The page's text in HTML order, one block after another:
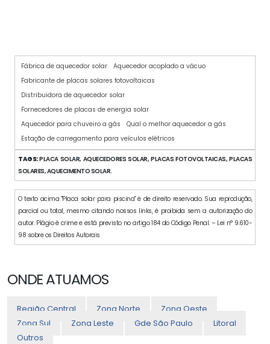
Fábrica de aquecedor solar
Aquecedor acoplado a vácuo
Fabricante de placas solares fotovoltaicas
Distribuidora de aquecedor solar
Fornecedores de placas de energia solar
Aquecedor para chuveiro a gás
Qual o melhor aquecedor a gás
Estação de carregamento para veículos elétricos
TAGS:PLACA SOLAR, AQUECEDORES SOLAR, PLACAS FOTOVOLTAICAS, PLACAS
SOLARES, AQUECIMENTO SOLAR.
O texto acima "Placa solar para piscina" é de direito reservado. Sua reprodução,
parcial ou total, mesmo citando nossos links, é proibida sem a autorização do
autor. Plágio é crime e está previsto no artigo 184 do Código Penal. – Lei n° 9.610-
98 sobre os Direitos Autorais
ONDE ATUAMOS
Região Central Zona Norte
Zona Oeste
Zona Sul
Zona Leste Gde São Paulo
Litoral
Outros